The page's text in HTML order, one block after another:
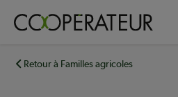
principalRetour à Familles agricoles